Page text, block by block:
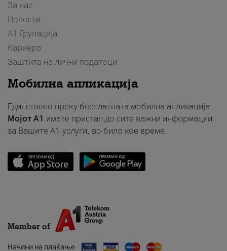
За нас
Новости
А1 Групација
Кариера
Заштита на лични податоци
Мобилна апликација
Единствено преку бесплатната мобилна апликација
Мојот A1 имате пристап до сите важни информации
за Вашите A1 услуги, во било кое време.
Member of
Начини на плаќање